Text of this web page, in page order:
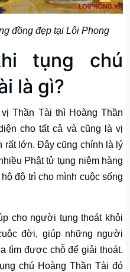
đồng đẹp tại Lôi Phong
tụng chú
là gì?
Thần Tài thì Hoàng Thần
cho tất cả và cũng là vị
rất lớn. Đây cũng chính là lý
Phật tử tụng niệm hàng
độ trì cho mình cuộc sống
cho người tụng thoát khỏi
đời, giúp những người
tìm được chỗ để giải thoát.
chú Hoàng Thần Tài đó